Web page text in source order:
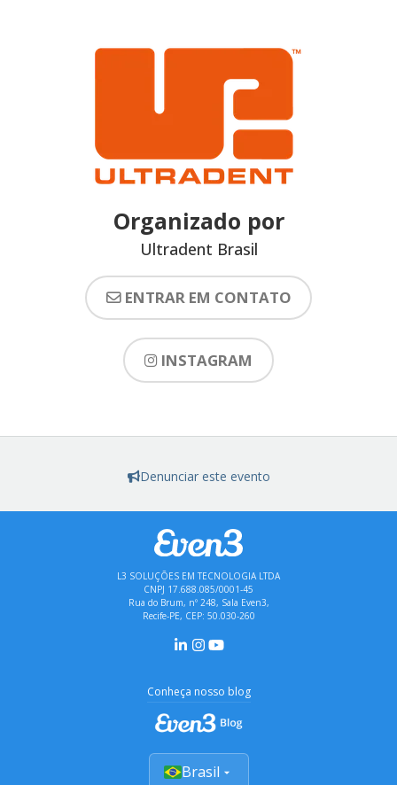
Organizado por
Ultradent Brasil
ENTRAR EM CONTATO
INSTAGRAM
Denunciar este evento
L3 SOLUÇÕES EM TECNOLOGIA LTDA
CNPJ 17.688.085/0001-45
Rua do Brum, nº 248, Sala Even3,
Recife-PE, CEP: 50.030-260
Conheça nosso blog
Brasil